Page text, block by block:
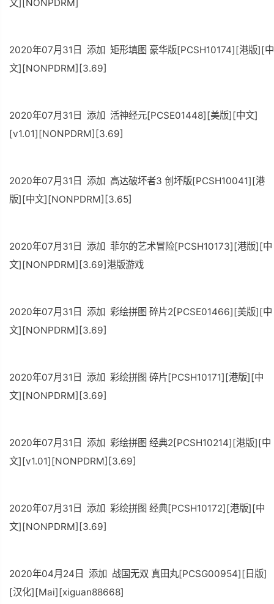
文][NONPDRM]
2020年07月31日 添加 矩形填图 豪华版[PCSH10174][港版][中
文][NONPDRM][3.69]
2020年07月31日 添加 活神经元[PCSE01448][美版][中文]
[v1.01][NONPDRM][3.69]
2020年07月31日 添加 高达破坏者3 创坏版[PCSH10041][港
版][中文][NONPDRM][3.65]
2020年07月31日 添加 菲尔的艺术冒险[PCSH10173][港版][中
文][NONPDRM][3.69]港版游戏
2020年07月31日 添加 彩绘拼图 碎片2[PCSE01466][美版][中
文][NONPDRM][3.69]
2020年07月31日 添加 彩绘拼图 碎片[PCSH10171][港版][中
文][NONPDRM][3.69]
2020年07月31日 添加 彩绘拼图 经典2[PCSH10214][港版][中
文][v1.01][NONPDRM][3.69]
2020年07月31日 添加 彩绘拼图 经典[PCSH10172][港版][中
文][NONPDRM][3.69]
2020年04月24日 添加 战国无双 真田丸[PCSG00954][日版]
[汉化][Mai][xiguan88668]